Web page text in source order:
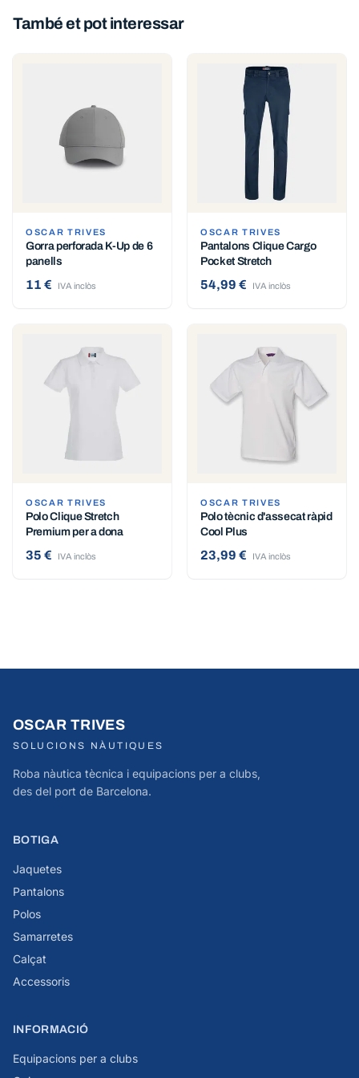
També et pot interessar
OSCAR TRIVES
Gorra perforada K-Up de 6
panells
11 € IVA inclòs
OSCAR TRIVES
Pantalons Clique Cargo
Pocket Stretch
54,99 € IVA inclòs
OSCAR TRIVES
Polo Clique Stretch
Premium per a dona
35 € IVA inclòs
OSCAR TRIVES
Polo tècnic d'assecat ràpid
Cool Plus
23,99 € IVA inclòs
OSCAR TRIVES
SOLUCIONS NÀUTIQUES
Roba nàutica tècnica i equipacions per a clubs,
des del port de Barcelona.
BOTIGA
Jaquetes
Pantalons
Polos
Samarretes
Calçat
Accessoris
INFORMACIÓ
Equipacions per a clubs